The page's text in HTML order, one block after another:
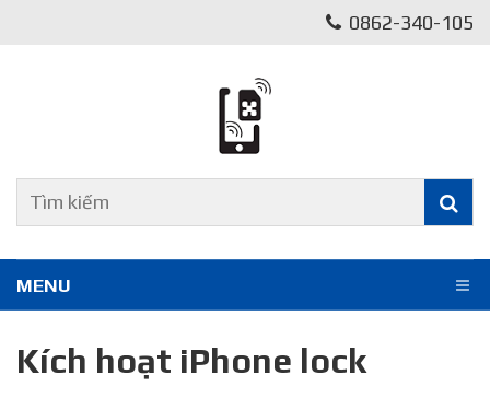
0862-340-105
MENU
Kích hoạt iPhone lock